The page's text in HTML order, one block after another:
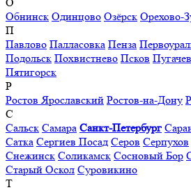
Обнинск Одинцово Озёрск Орехово-
П
Павлово Палласовка Пенза
Подольск Похвистнево Псков Пугачев
Пятигорск
Р
Ростов Ярославский Ростов-на-Дону
С
Сальск Самара Санкт-Петербург
Сатка Сергиев Посад Серов Серпухов
Снежинск Соликамск Сосновый Бор
Старый Оскол Суровикино
Т